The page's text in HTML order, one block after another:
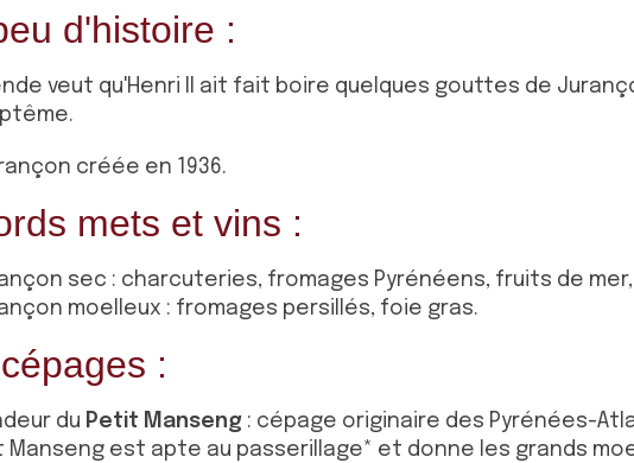
d'histoire :
veut qu'Henri II ait fait boire quelques gouttes de
créée en 1936.
mets et vins :
sec : charcuteries, fromages Pyrénéens, fruits de
moelleux : fromages persillés, foie gras.
:
du Petit Manseng : cépage originaire des Pyrénées-
Manseng est apte au passerillage* et donne les grands